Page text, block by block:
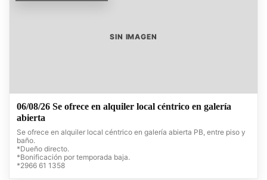
SIN IMAGEN
06/08/26 Se ofrece en alquiler local céntrico en galería
abierta
Se ofrece en alquiler local céntrico en galería abierta PB, entre piso y
baño.
*Dueño directo.
*Bonificación por temporada baja.
*2966 61 1358